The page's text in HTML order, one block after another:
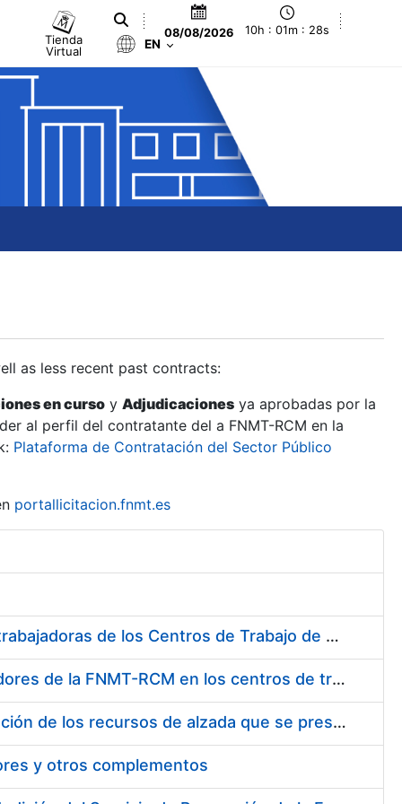
Tienda
Virtual
08/08/2026 10h : 01m : 29s
EN
as less recent past contracts:
en curso y Adjudicaciones ya aprobadas por la
al perfil del contratante del a FNMT-RCM en la
Plataforma de Contratación del Sector Público
portallicitacion.fnmt.es
Suministro de Protectores Auditivos a medida para las personas trabajadoras de los Centros de Trabajo de Madrid y Burgos
Suministro de gafas graduadas antiproyecciones para los trabajadores de la FNMT-RCM en los centros de trabajo de Madrid y Burgos
Servicios de una empresa externa para el asesoramiento y resolución de los recursos de alzada que se presentan relacionados con procesos de selección para la FNMT-RCM
y otros complementos